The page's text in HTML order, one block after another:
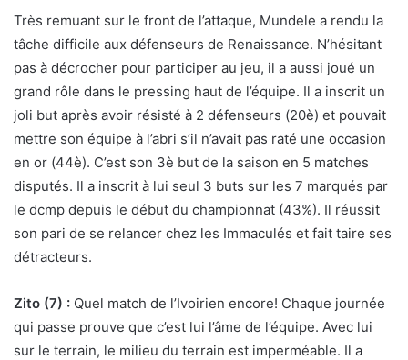
Très remuant sur le front de l’attaque, Mundele a rendu la
tâche difficile aux défenseurs de Renaissance. N’hésitant
pas à décrocher pour participer au jeu, il a aussi joué un
grand rôle dans le pressing haut de l’équipe. Il a inscrit un
joli but après avoir résisté à 2 défenseurs (20è) et pouvait
mettre son équipe à l’abri s’il n’avait pas raté une occasion
en or (44è). C’est son 3è but de la saison en 5 matches
disputés. Il a inscrit à lui seul 3 buts sur les 7 marqués par
le dcmp depuis le début du championnat (43%). Il réussit
son pari de se relancer chez les Immaculés et fait taire ses
détracteurs.
Zito (7) : Quel match de l’Ivoirien encore! Chaque journée
qui passe prouve que c’est lui l’âme de l’équipe. Avec lui
sur le terrain, le milieu du terrain est imperméable. Il a